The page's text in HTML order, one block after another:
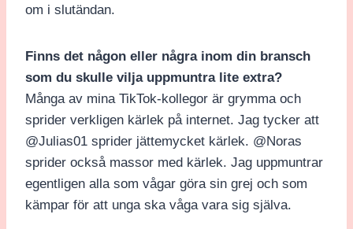
om i slutändan.
Finns det någon eller några inom din bransch
som du skulle vilja uppmuntra lite extra?
Många av mina TikTok-kollegor är grymma och
sprider verkligen kärlek på internet. Jag tycker att
@Julias01 sprider jättemycket kärlek. @Noras
sprider också massor med kärlek. Jag uppmuntrar
egentligen alla som vågar göra sin grej och som
kämpar för att unga ska våga vara sig själva.